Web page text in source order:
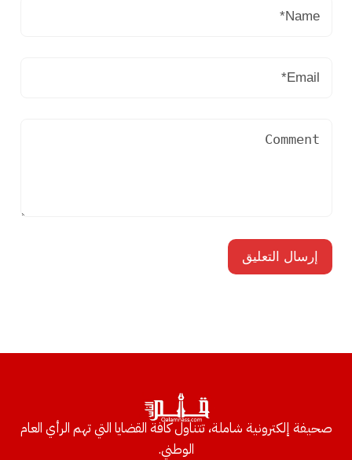
صحيفة إلكترونية شاملة، تتناول كافة القضايا التي تهم الرأي العام
الوطني.